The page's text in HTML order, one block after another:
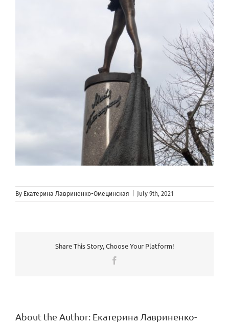
By Екатерина Лавриненко-Омецинская July 9th, 2021
Share This Story, Choose Your Platform!
About the Author: Екатерина Лавриненко-